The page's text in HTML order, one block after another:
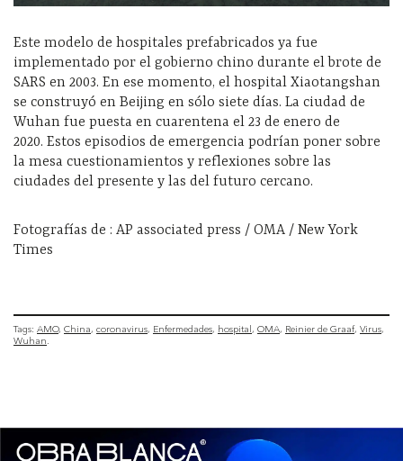
Este modelo de hospitales prefabricados ya fue
implementado por el gobierno chino durante el brote de
SARS en 2003. En ese momento, el hospital Xiaotangshan
se construyó en Beijing en sólo siete días. La ciudad de
Wuhan fue puesta en cuarentena el 23 de enero de
2020. Estos episodios de emergencia podrían poner sobre
la mesa cuestionamientos y reflexiones sobre las
ciudades del presente y las del futuro cercano.
Fotografías de : AP associated press / OMA / New York
Times
Tags: AMO China coronavirus Enfermedades hospital OMA Reinier de Graaf Virus
Wuhan